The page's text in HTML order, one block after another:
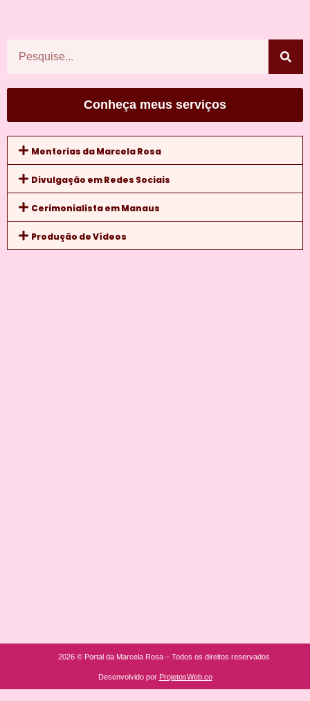
Conheça meus serviços
Mentorias da Marcela Rosa
Divulgação em Redes Sociais
Cerimonialista em Manaus
Produção de Vídeos
2026 © Portal da Marcela Rosa – Todos os direitos reservados
Desenvolvido por ProjetosWeb.co